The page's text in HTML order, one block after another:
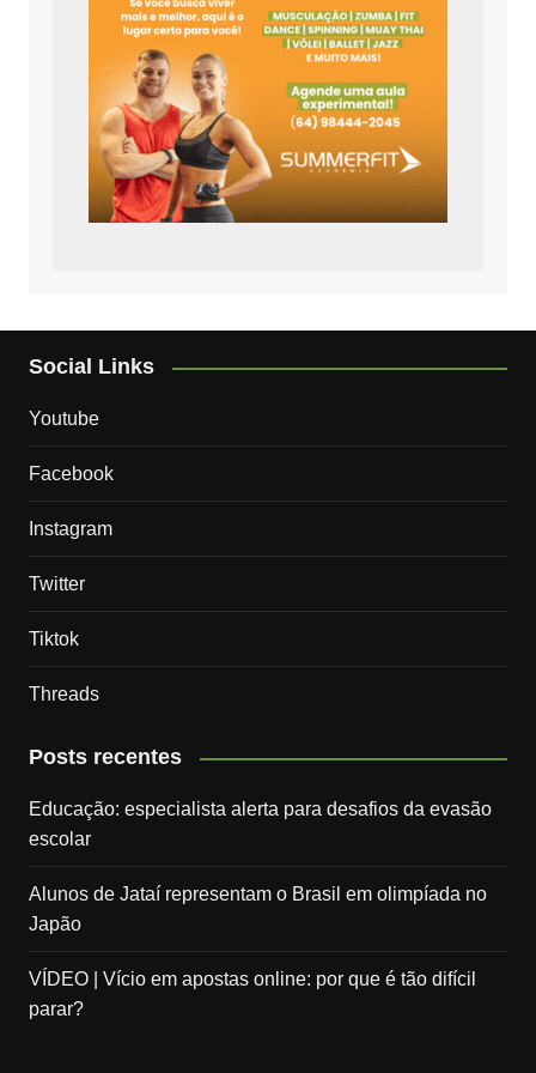
Social Links
Youtube
Facebook
Instagram
Twitter
Tiktok
Threads
Posts recentes
Educação: especialista alerta para desafios da evasão
escolar
Alunos de Jataí representam o Brasil em olimpíada no
Japão
VÍDEO | Vício em apostas online: por que é tão difícil
parar?